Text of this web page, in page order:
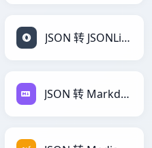
JSON 转 JSONLines
JSON 转 Markdown